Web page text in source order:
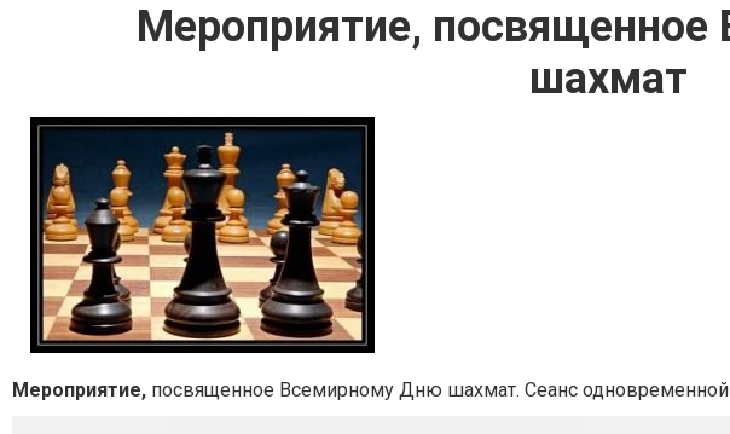
Мероприятие,
шахмат
Мероприятие, посвященное Всемирному Дню шахмат. Сеанс